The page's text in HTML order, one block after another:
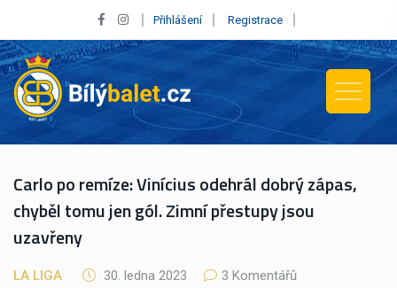
Přihlášení Registrace
Carlo po remíze: Vinícius odehrál dobrý zápas,
chyběl tomu jen gól. Zimní přestupy jsou
uzavřeny
LA LIGA 30. ledna 2023
3 Komentářů